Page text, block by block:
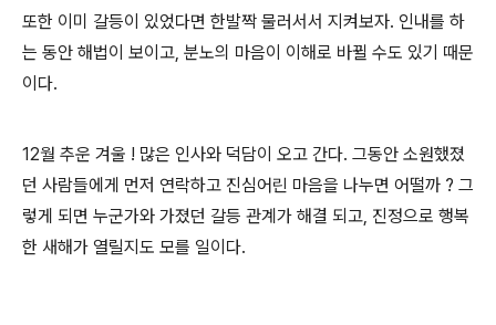
또한 이미 갈등이 있었다면 한발짝 물러서서 지켜보자. 인내를 하
는 동안 해법이 보이고, 분노의 마음이 이해로 바뀔 수도 있기 때문
이다.
12월 추운 겨울 ! 많은 인사와 덕담이 오고 간다. 그동안 소원했졌
던 사람들에게 먼저 연락하고 진심어린 마음을 나누면 어떨까 ? 그
렇게 되면 누군가와 가졌던 갈등 관계가 해결 되고, 진정으로 행복
한 새해가 열릴지도 모를 일이다.